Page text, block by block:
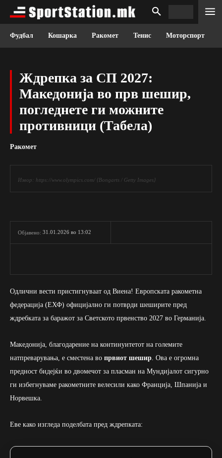
Фудбал Кошарка Ракомет Тенис Моторспорт
Ждрепка за СП 2027:
Македонија во прв шешир,
погледнете ги можните
противници (Табела)
Ракомет
Извор: https://www.olympics.com/ {Bongarts / Getty Images}
Објавено: 31.01.2026 во 13:02
Одлични вести пристигнуваат од Виена! Европската ракометна
федерација (ЕХФ) официјално ги потврди шеширите пред
ждребката за баражот за Светското првенство 2027 во Германија.
Македонија, благодарение на континуитетот на големите
натпреварувања, е сместена во првиот шешир. Ова е огромна
предност бидејќи во двомечот за пласман на Мундијалот сигурно
ги избегнуваме ракометните велесили како Франција, Шпанија и
Норвешка.
Еве како изгледа поделбата пред ждрепката: